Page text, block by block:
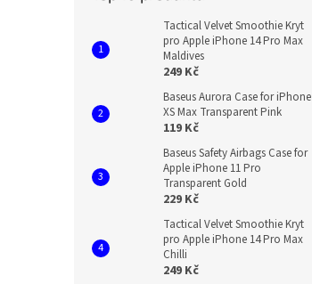
Tactical Velvet Smoothie Kryt
pro Apple iPhone 14 Pro Max
Maldives
249 Kč
Baseus Aurora Case for iPhone
XS Max Transparent Pink
119 Kč
Baseus Safety Airbags Case for
Apple iPhone 11 Pro
Transparent Gold
229 Kč
Tactical Velvet Smoothie Kryt
pro Apple iPhone 14 Pro Max
Chilli
249 Kč